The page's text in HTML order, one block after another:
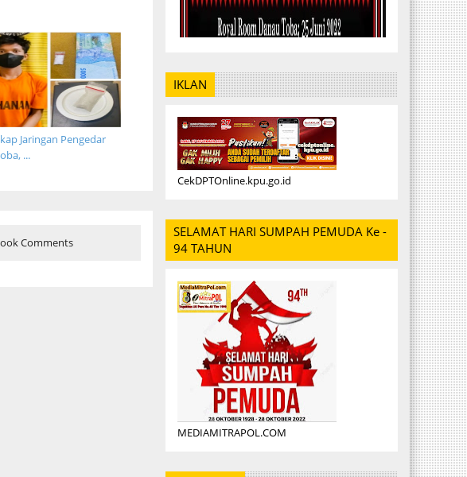
Jaringan Pengedar
...
Comments
IKLAN
CekDPTOnline.kpu.go.id
SELAMAT HARI SUMPAH PEMUDA Ke -
94 TAHUN
MEDIAMITRAPOL.COM